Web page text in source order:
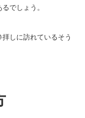
でしょう。
しに訪れているそう